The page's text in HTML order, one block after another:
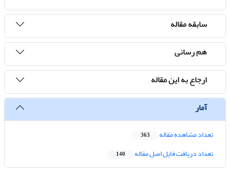
سابقه مقاله
هم رسانی
ارجاع به این مقاله
آمار
تعداد مشاهده مقاله 363
تعداد دریافت فایل اصل مقاله 140